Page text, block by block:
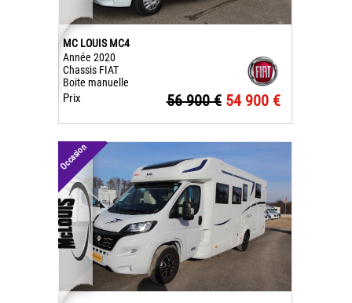
MC LOUIS MC4
Année 2020
Chassis FIAT
Boite manuelle
Prix 56 900 € 54 900 €
Occasion